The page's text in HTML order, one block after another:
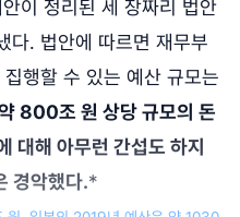
이 정리된 세 장짜리 법안
다. 법안에 따르면 재무부
행할 수 있는 예산 규모는
800조 원 상당 규모의 돈
대해 아무런 간섭도 하지
경악했다.*